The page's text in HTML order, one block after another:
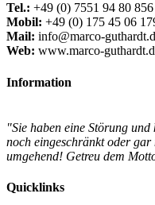
Tel.: +49 (0) 7551 94 80 856
Mobil: +49 (0) 175 45 06
Mail: info@marco-
Web: www.marco-
Information
"Sie haben eine Störung
noch eingeschränkt oder
umgehend! Getreu dem
Quicklinks